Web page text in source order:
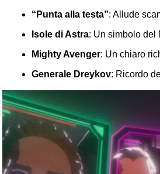
“Punta alla testa”: Allude
Isole di Astra: Un simbolo del
Mighty Avenger: Un chiaro
Generale Dreykov: Ricordo